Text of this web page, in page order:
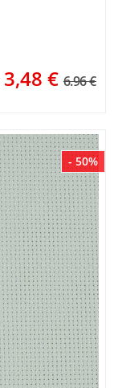
3,48 € 6.96 €
- 50%